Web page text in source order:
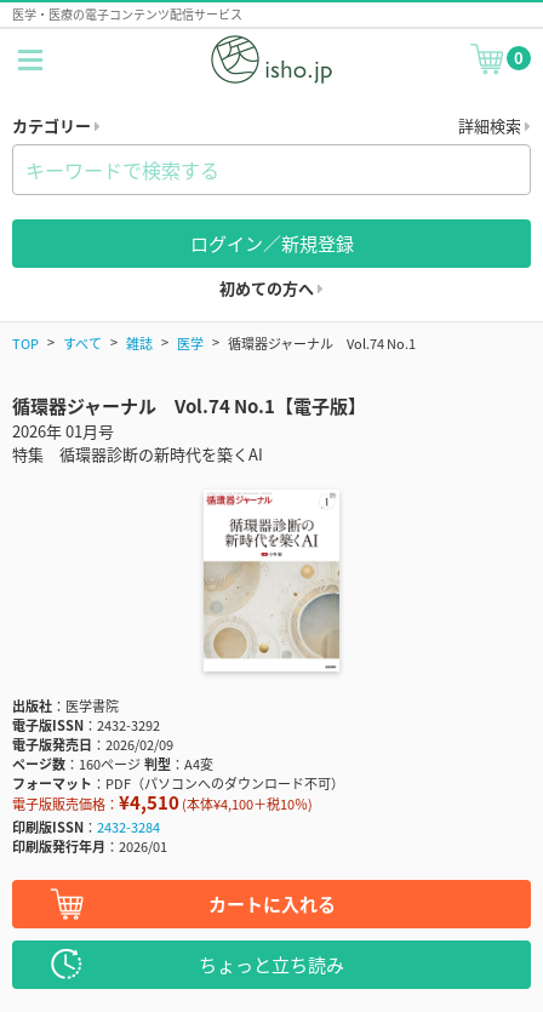
医学・医療の電子コンテンツ配信サービス
0
カテゴリー 詳細検索
ログイン／新規登録
初めての方へ
TOP すべて 雑誌 医学 循環器ジャーナル Vol.74 No.1
循環器ジャーナル Vol.74 No.1【電子版】
2026年 01月号
特集 循環器診断の新時代を築くAI
出版社
医学書院
電子版ISSN
2432-3292
電子版発売日
2026/02/09
ページ数
160ページ判型
A4変
フォーマット
PDF（パソコンへのダウンロード不可）
電子版販売価格： ¥4,510(本体¥4,100＋税10％)
印刷版ISSN
2432-3284
印刷版発行年月
2026/01
カートに入れる
ちょっと立ち読み